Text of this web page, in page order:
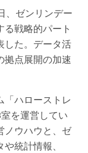
、ゼンリンデー
戦略的パート
した。データ活
拠点展開の加速
「ハローストレ
を運営してい
ノウハウと、ゼ
統計情報、